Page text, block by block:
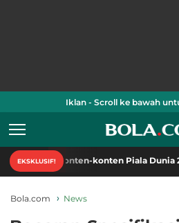
Iklan - Scroll ke bawah
EKSKLUSIF!
konten Piala Dunia 2026
Bola.com News